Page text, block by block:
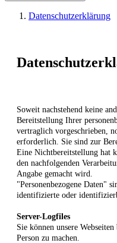
Datenschutzerklärung
Soweit nachstehend keine
Bereitstellung Ihrer
vertraglich vorgeschrieben,
erforderlich. Sie sind zur
Eine Nichtbereitstellung hat
den nachfolgenden
Angabe gemacht wird.
"Personenbezogene Daten"
identifizierte oder
Server-Logfiles
Sie können unsere
Person zu machen.